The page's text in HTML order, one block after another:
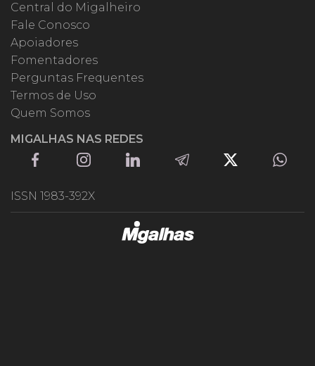
Central do Migalheiro
Fale Conosco
Apoiadores
Fomentadores
Perguntas Frequentes
Termos de Uso
Quem Somos
MIGALHAS NAS REDES
ISSN 1983-392X